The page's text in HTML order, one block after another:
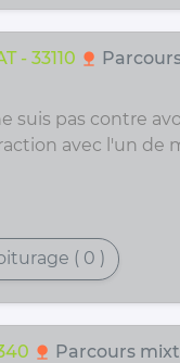
- 33110 nature
suis pas contre
avec l'un de
( 0 )
nature Parcours